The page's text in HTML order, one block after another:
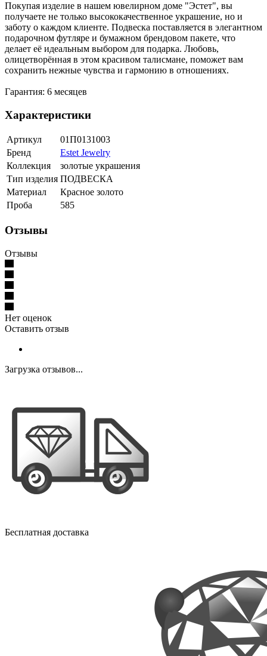
Покупая изделие в нашем ювелирном доме "Эстет", вы
получаете не только высококачественное украшение, но и
заботу о каждом клиенте. Подвеска поставляется в элегантном
подарочном футляре и бумажном брендовом пакете, что
делает её идеальным выбором для подарка. Любовь,
олицетворённая в этом красивом талисмане, поможет вам
сохранить нежные чувства и гармонию в отношениях.
Гарантия: 6 месяцев
Характеристики
Артикул
01П0131003
Бренд
Estet Jewelry
Коллекция
золотые украшения
Тип изделия ПОДВЕСКА
Материал
Красное золото
Проба
585
Отзывы
Отзывы
Нет оценок
Оставить отзыв
Загрузка отзывов...
Бесплатная доставка